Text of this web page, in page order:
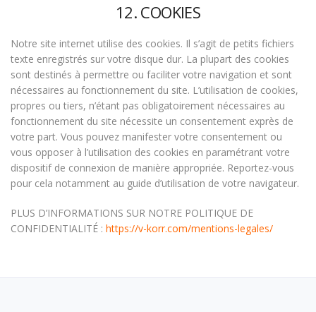
12. COOKIES
Notre site internet utilise des cookies. Il s’agit de petits fichiers
texte enregistrés sur votre disque dur. La plupart des cookies
sont destinés à permettre ou faciliter votre navigation et sont
nécessaires au fonctionnement du site. L’utilisation de cookies,
propres ou tiers, n’étant pas obligatoirement nécessaires au
fonctionnement du site nécessite un consentement exprès de
votre part. Vous pouvez manifester votre consentement ou
vous opposer à l’utilisation des cookies en paramétrant votre
dispositif de connexion de manière appropriée. Reportez-vous
pour cela notamment au guide d’utilisation de votre navigateur.
PLUS D’INFORMATIONS SUR NOTRE POLITIQUE DE
CONFIDENTIALITÉ : https://v-korr.com/mentions-legales/